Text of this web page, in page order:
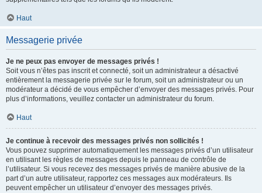
Haut
Messagerie privée
Je ne peux pas envoyer de messages privés !
Soit vous n’êtes pas inscrit et connecté, soit un administrateur a désactivé
entièrement la messagerie privée sur le forum, soit un administrateur ou un
modérateur a décidé de vous empêcher d’envoyer des messages privés. Pour
plus d’informations, veuillez contacter un administrateur du forum.
Haut
Je continue à recevoir des messages privés non sollicités !
Vous pouvez supprimer automatiquement les messages privés d’un utilisateur
en utilisant les règles de messages depuis le panneau de contrôle de
l’utilisateur. Si vous recevez des messages privés de manière abusive de la
part d’un autre utilisateur, rapportez ces messages aux modérateurs. Ils
peuvent empêcher un utilisateur d’envoyer des messages privés.